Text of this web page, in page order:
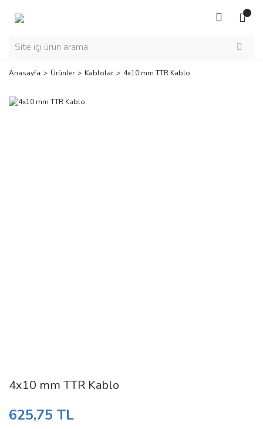
Anasayfa Ürünler Kablolar 4x10 mm TTR Kablo
4x10 mm TTR Kablo
625,75 TL